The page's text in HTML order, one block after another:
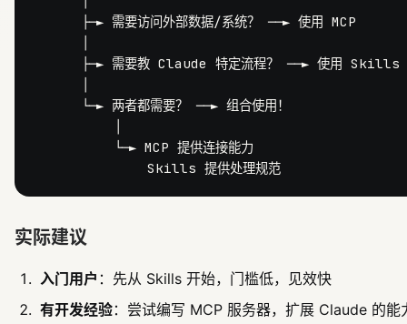
      ├─► 需要访问外部数据/系统？ ──► 使用 MCP
      ├─► 需要教 Claude 特定流程？ ──► 使用 Skills
      └─► 两者都需要？ ──► 组合使用！
          └─► MCP 提供连接能力
实际建议
入门用户 ：先从 Skills 开始，门槛低，见效快
有开发经验：尝试编写 MCP 服务器，扩展 Claude 的能